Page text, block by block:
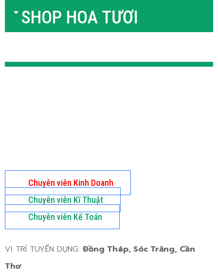
SHOP HOA TƯƠI
Chuyên viên Kinh Doanh
Chuyên viên Kĩ Thuật
Chuyên viên Kế Toán
VỊ TRÍ TUYỂN DỤNG: Đồng Tháp, Sóc Trăng, Cần
Thơ